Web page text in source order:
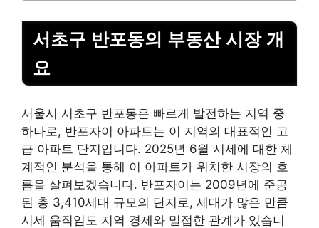
서초구 반포동의 부동산시장 개
요
서울시 서초구 반포동은 빠르게 발전하는 지역 중
하나로, 반포자이 아파트는 이 지역의 대표적인 고
급 아파트 단지입니다. 2025년 6월 시세에 대한 체
계적인 분석을 통해 이 아파트가 위치한 시장의 흐
름을 살펴보겠습니다. 반포자이는 2009년에 준공
된 총 3,410세대 규모의 단지로, 세대가 많은 만큼
시세 움직임도 지역 경제와 밀접한 관계가 있습니